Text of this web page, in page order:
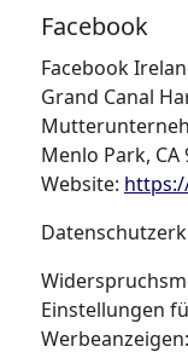
Facebook
Facebook
Grand Canal
Menlo Park, CA
Website:
Einstellungen
Werbeanzeigen: